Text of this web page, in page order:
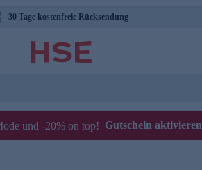
30 Tage kostenfreie Rücksendung
und -20% on top! Gutschein aktivieren